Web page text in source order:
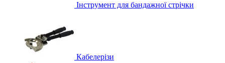
Інструмент для бандажної стрічки
Кабелерізи